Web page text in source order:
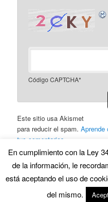
Código CAPTCHA*
Este sitio usa Akismet
para reducir el spam.Aprende
tus comentarios.
Funciona
En cumplimiento con la Ley
de la información, le
está aceptando el uso de
del mismo.